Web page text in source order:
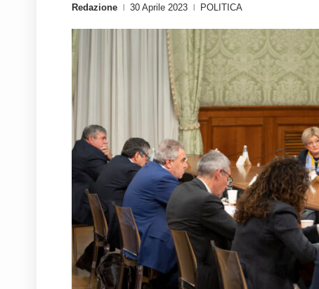
Redazione 30 Aprile 2023 POLITICA